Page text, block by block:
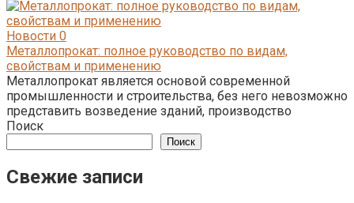
Новости 0
Металлопрокат: полное руководство по видам,
свойствам и применению
Металлопрокат является основой современной
промышленности и строительства, без него невозможно
представить возведение зданий, производство
Поиск
Поиск
Свежие записи